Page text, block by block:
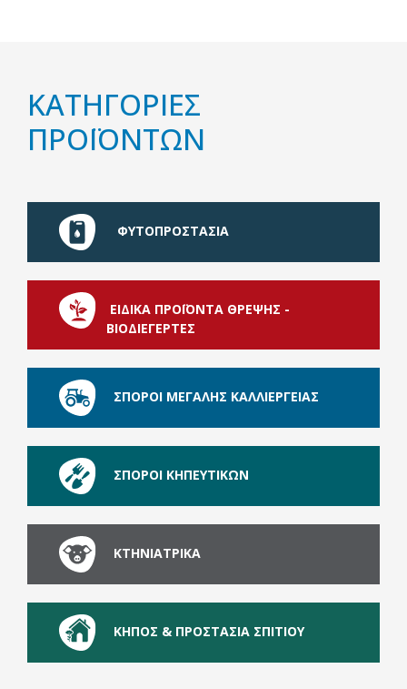
ΚΑΤΗΓΟΡΙΕΣ
ΠΡΟΪΟΝΤΩΝ
ΦΥΤΟΠΡΟΣΤΑΣΙΑ
ΕΙΔΙΚΑ ΠΡΟΪΟΝΤΑ ΘΡΕΨΗΣ -
ΒΙΟΔΙΕΓΕΡΤΕΣ
ΣΠΟΡΟΙ ΜΕΓΑΛΗΣ ΚΑΛΛΙΕΡΓΕΙΑΣ
ΣΠΟΡΟΙ ΚΗΠΕΥΤΙΚΩΝ
ΚΤΗΝΙΑΤΡΙΚΑ
ΚΗΠΟΣ & ΠΡΟΣΤΑΣΙΑ ΣΠΙΤΙΟΥ